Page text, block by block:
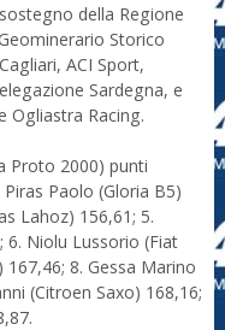
della Regione
Storico
ACI Sport,
Sardegna, e
Ogliastra Racing.
Proto 2000) punti
Paolo (Gloria B5)
Lahoz) 156,61; 5.
6. Niolu Lussorio (Fiat
8. Gessa Marino
(Citroen Saxo) 168,16;